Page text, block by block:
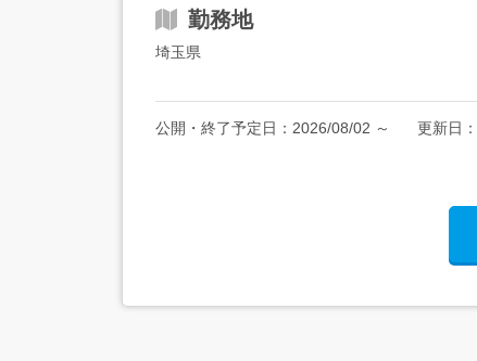
勤務地
埼玉県
公開・終了予定日： 2026/08/02 ～ 更新日：